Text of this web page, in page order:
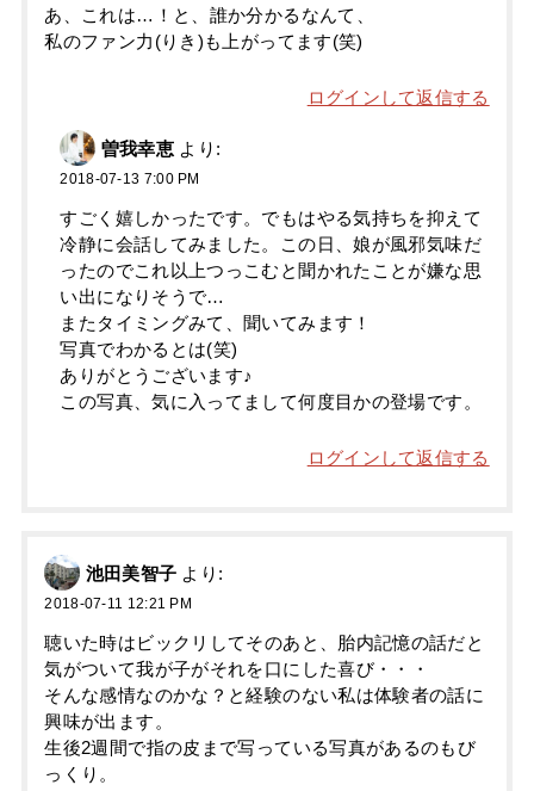
あ、これは…！と、誰か分かるなんて、
私のファン力(りき)も上がってます(笑)
ログインして返信する
曽我幸恵 より:
2018-07-13 7:00 PM
すごく嬉しかったです。でもはやる気持ちを抑えて
冷静に会話してみました。この日、娘が風邪気味だ
ったのでこれ以上つっこむと聞かれたことが嫌な思
い出になりそうで…
またタイミングみて、聞いてみます！
写真でわかるとは(笑)
ありがとうございます♪
この写真、気に入ってまして何度目かの登場です。
ログインして返信する
池田美智子 より:
2018-07-11 12:21 PM
聴いた時はビックリしてそのあと、胎内記憶の話だと
気がついて我が子がそれを口にした喜び・・・
そんな感情なのかな？と経験のない私は体験者の話に
興味が出ます。
生後2週間で指の皮まで写っている写真があるのもび
っくり。